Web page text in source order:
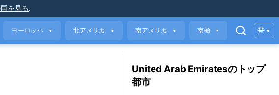
を見る.
ヨーロッパ ▼ 北アメリカ ▼ 南アメリカ ▼ 南極 ▼ 🌐 ▾
United Arab Emiratesのトップ
都市